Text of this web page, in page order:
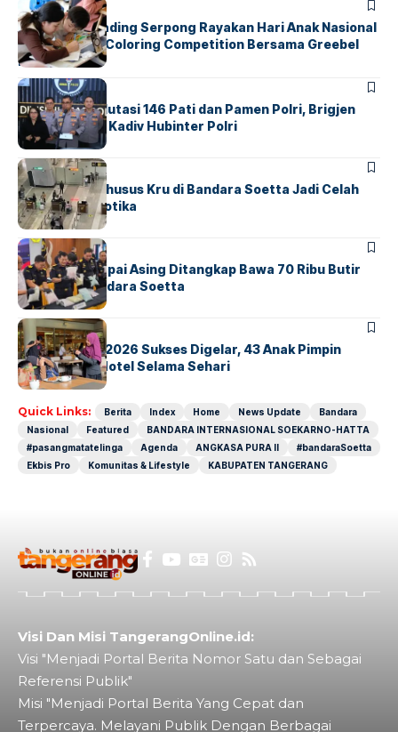
BERITAINDEX
Atria Hotel Gading Serpong Rayakan Hari Anak Nasional
Lewat Family Coloring Competition Bersama Greebel
Indonesia
BERITA
Mabes Polri Mutasi 146 Pati dan Pamen Polri, Brigjen
Untung Jabat Kadiv Hubinter Polri
BANDARABERITA
Ketika Jalur Khusus Kru di Bandara Soetta Jadi Celah
Sindikat Narkotika
BANDARA BERITA
Kopilot Maskapai Asing Ditangkap Bawa 70 Ribu Butir
Ekstasi di Bandara Soetta
BERITAINDEX
GM For A Day 2026 Sukses Digelar, 43 Anak Pimpin
Operasional Hotel Selama Sehari
Quick Links: Berita Index Home News Update
Bandara
Nasional
Featured
BANDARA INTERNASIONAL SOEKARNO-HATTA
#pasangmatatelinga
Agenda ANGKASA PURA II
#bandaraSoetta
Ekbis Pro
Komunitas & Lifestyle KABUPATEN TANGERANG
Visi Dan Misi TangerangOnline.id:
Visi "Menjadi Portal Berita Nomor Satu dan Sebagai
Referensi Publik"
Misi "Menjadi Portal Berita Yang Cepat dan
Terpercaya. Melayani Publik Dengan Berbagai